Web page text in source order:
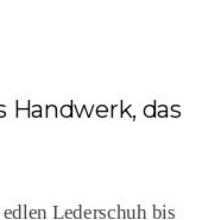
Handwerk, das
Lederschuh bis